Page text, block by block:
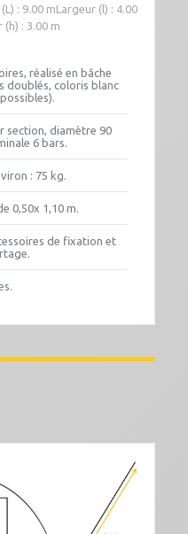
: 9.00 mLargeur (l) : 4.00
(h) : 3.00 m
réalisé en bâche
doublés, coloris blanc
section, diamètre 90
6 bars.
: 75 kg.
0,50x 1,10 m.
de fixation et